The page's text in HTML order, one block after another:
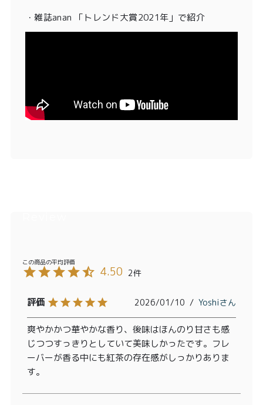
・雑誌anan 「トレンド大賞2021年」 で紹介
4.50 2
Yoshi
2026/01/10
爽やかかつ華やかな香り、後味はほんのり甘さも感
じつつすっきりとしていて美味しかったです。フレ
ーバーが香る中にも紅茶の存在感がしっかりありま
す。